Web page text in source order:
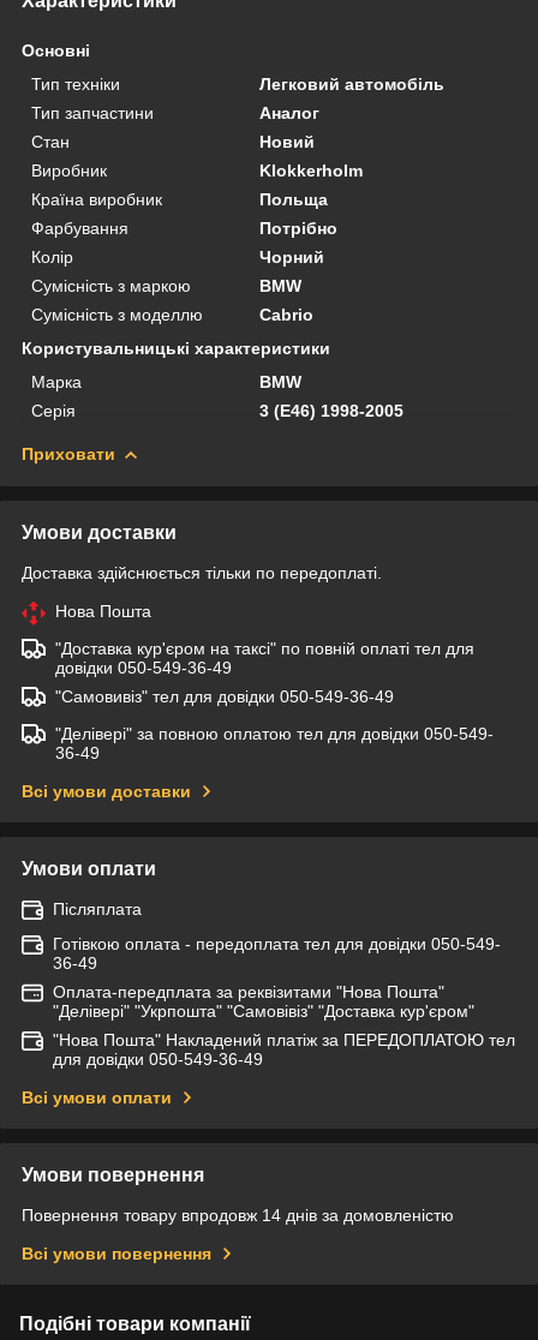
Основні
Тип техніки
Легковий автомобіль
Тип запчастини
Аналог
Стан
Новий
Виробник
Klokkerholm
Країна виробник
Польща
Фарбування
Потрібно
Колір
Чорний
Сумісність з маркою
BMW
Сумісність з моделлю
Cabrio
Користувальницькі характеристики
Марка
BMW
Серія
3 (E46) 1998-2005
Приховати
Умови доставки
Доставка здійснюється тільки по передоплаті.
Нова Пошта
"Доставка кур'єром на таксі" по повній оплаті тел для
довідки 050-549-36-49
"Самовивіз" тел для довідки 050-549-36-49
"Делівері" за повною оплатою тел для довідки 050-549-
36-49
Всі умови доставки
Умови оплати
Післяплата
Готівкою оплата - передоплата тел для довідки 050-549-
36-49
Оплата-передплата за реквізитами "Нова Пошта"
"Делівері" "Укрпошта" "Самовівіз" "Доставка кур'єром"
"Нова Пошта" Накладений платіж за ПЕРЕДОПЛАТОЮ тел
для довідки 050-549-36-49
Всі умови оплати
Умови повернення
Повернення товару впродовж 14 днів за домовленістю
Всі умови повернення
Подібні товари компанії